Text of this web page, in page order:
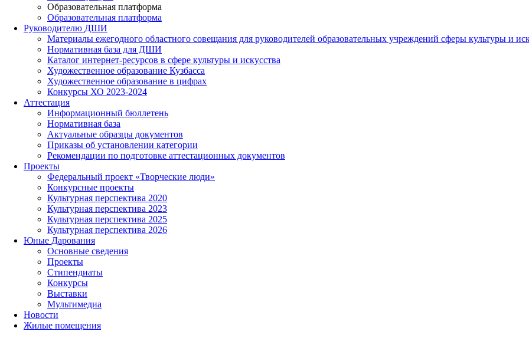
Образовательная платформа
Образовательная платформа
Руководителю ДШИ
Материалы ежегодного областного совещания для руководителей образовательных учреждений сферы культуры и
Нормативная база для ДШИ
Каталог интернет-ресурсов в сфере культуры и искусства
Художественное образование Кузбасса
Художественное образование в цифрах
Конкурсы ХО 2023-2024
Аттестация
Информационный бюллетень
Нормативная база
Актуальные образцы документов
Приказы об установлении категории
Рекомендации по подготовке аттестационных документов
Проекты
Федеральный проект «Творческие люди»
Конкурсные проекты
Культурная перспектива 2020
Культурная перспектива 2023
Культурная перспектива 2025
Культурная перспектива 2026
Юные Дарования
Основные сведения
Проекты
Стипендиаты
Конкурсы
Выставки
Мультимедиа
Новости
Жилые помещения